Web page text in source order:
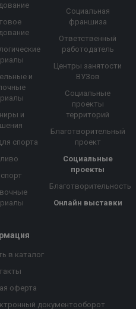
и
и
спорта
Социальная
франшиза
Ответственный
работодатель
Центры занятости
ВУЗов
Социальные
проекты
территорий
Благотворительный
проект
Социальные
проекты
Благотворительность
Онлайн выставки
в каталог
оферта
документооборот